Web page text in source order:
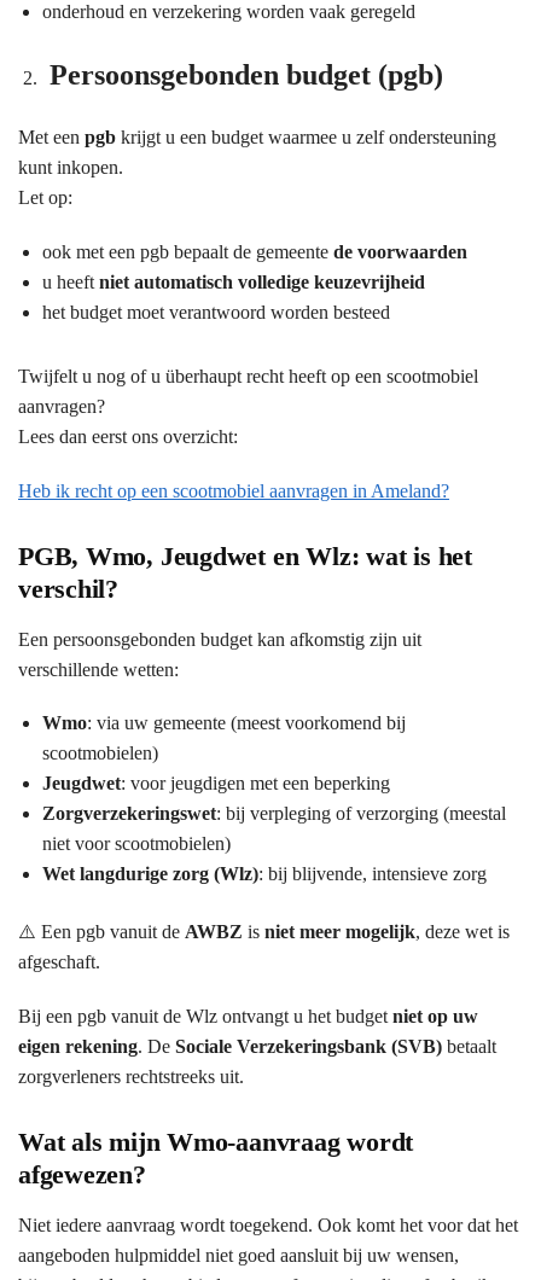
onderhoud en verzekering worden vaak geregeld
Persoonsgebonden budget (pgb)
Met een pgb krijgt u een budget waarmee u zelf ondersteuning
kunt inkopen.
Let op:
ook met een pgb bepaalt de gemeente de voorwaarden
u heeft niet automatisch volledige keuzevrijheid
het budget moet verantwoord worden besteed
Twijfelt u nog of u überhaupt recht heeft op een scootmobiel
aanvragen?
Lees dan eerst ons overzicht:
Heb ik recht op een scootmobiel aanvragen in Ameland?
PGB, Wmo, Jeugdwet en Wlz: wat is het
verschil?
Een persoonsgebonden budget kan afkomstig zijn uit
verschillende wetten:
Wmo: via uw gemeente (meest voorkomend bij
scootmobielen)
Jeugdwet: voor jeugdigen met een beperking
Zorgverzekeringswet: bij verpleging of verzorging (meestal
niet voor scootmobielen)
Wet langdurige zorg (Wlz): bij blijvende, intensieve zorg
⚠️ Een pgb vanuit de AWBZ is niet meer mogelijk, deze wet is
afgeschaft.
Bij een pgb vanuit de Wlz ontvangt u het budget niet op uw
eigen rekening. De Sociale Verzekeringsbank (SVB) betaalt
zorgverleners rechtstreeks uit.
Wat als mijn Wmo-aanvraag wordt
afgewezen?
Niet iedere aanvraag wordt toegekend. Ook komt het voor dat het
aangeboden hulpmiddel niet goed aansluit bij uw wensen,